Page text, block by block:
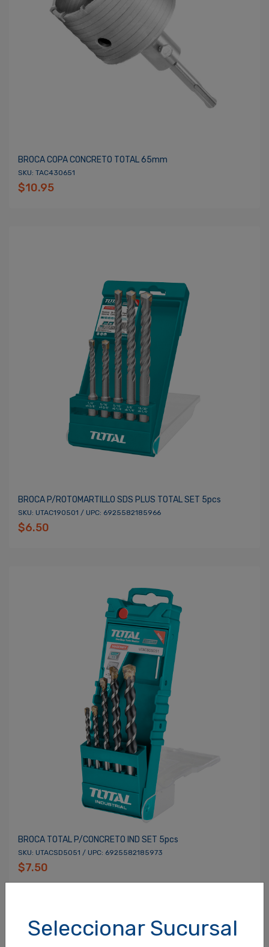
Seleccionar Sucursal
BROCA COPA CONCRETO TOTAL 65mm
SKU: TAC430651
$10.95
BROCA P/ROTOMARTILLO SDS PLUS TOTAL SET 5pcs
SKU: UTAC190501 / UPC: 6925582185966
$6.50
BROCA TOTAL P/CONCRETO IND SET 5pcs
SKU: UTACSD5051 / UPC: 6925582185973
$7.50